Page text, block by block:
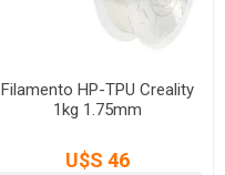
Filamento HP-TPU Creality
1kg 1.75mm
U$S 46